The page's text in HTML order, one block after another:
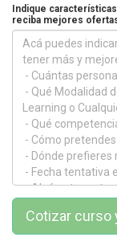
Indique
reciba mejores
Cotizar curso